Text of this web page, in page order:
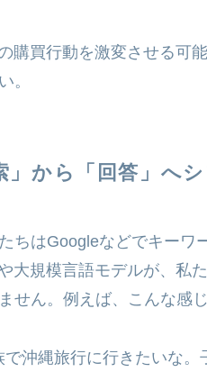
購買行動を激変させる可
。
から「回答」へシ
ちはGoogleなどでキーワ
大規模言語モデルが、私
せん。例えば、こんな感じ
沖縄旅行に行きたいな